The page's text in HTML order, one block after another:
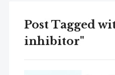
Post Tagged
inhibitor"